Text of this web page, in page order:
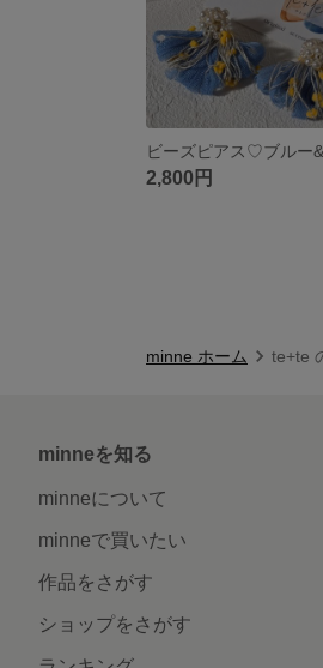
2,800円
minne ホーム te+te
minneを知る
minneについて
minneで買いたい
作品をさがす
ショップをさがす